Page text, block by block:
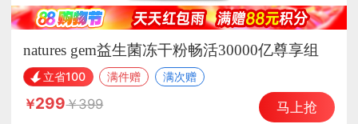
natures gem益生菌冻干粉畅活30000亿尊享组
立省100 满件赠 满次赠
299 399 马上抢